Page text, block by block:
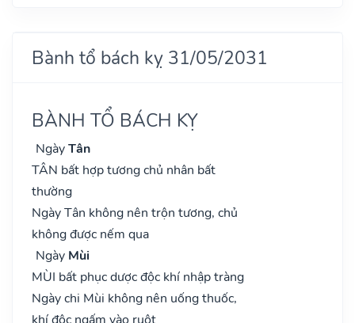
Bành tổ bách kỵ 31/05/2031
BÀNH TỔ BÁCH KỴ
NgàyTân
TÂN bất hợp tương chủ nhân bất
thường
Ngày Tân không nên trộn tương, chủ
không được nếm qua
Ngày Mùi
MÙI bất phục dược độc khí nhập tràng
Ngày chi Mùi không nên uống thuốc,